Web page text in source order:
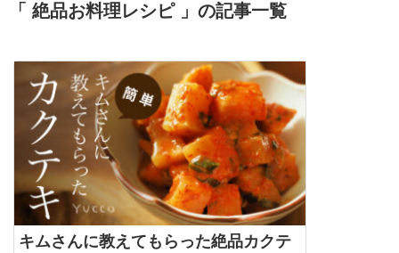
絶品お料理レシピ の記事一覧
キムさんに教えてもらった絶品カクテ